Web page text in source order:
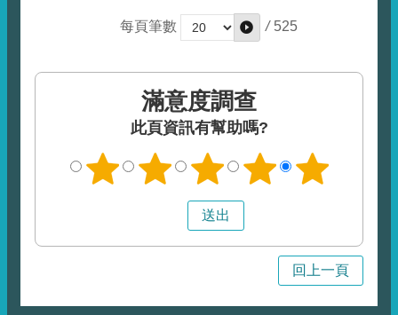
每頁筆數 / 525
滿意度調查
此頁資訊有幫助嗎?
回上一頁